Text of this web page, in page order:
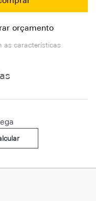
orçamento
as características